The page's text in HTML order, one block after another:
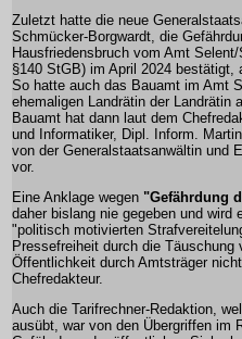
Zuletzt hatte die neue
Schmücker-Borgwardt, die
Hausfriedensbruch vom Amt
§140 StGB) im April 2024 bestätigt,
So hatte auch das Bauamt im Amt
ehemaligen Landrätin der Landrätin
Bauamt hat dann laut dem
und Informatiker, Dipl. Inform.
von der Generalstaatsanwältin und
vor.
Eine Anklage wegen "Gefährdung
daher bislang nie gegeben und wird
"politisch motivierten
Pressefreiheit durch die
Öffentlichkeit durch Amtsträger
Chefredakteur.
Auch die Tarifrechner-Redaktion,
ausübt, war von den Übergriffen im